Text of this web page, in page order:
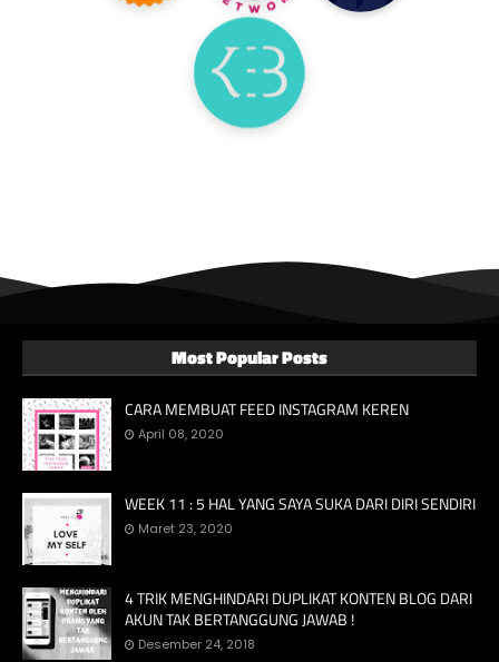
Most Popular Posts
CARA MEMBUAT FEED INSTAGRAM KEREN
April 08, 2020
WEEK 11 : 5 HAL YANG SAYA SUKA DARI DIRI SENDIRI
Maret 23, 2020
4 TRIK MENGHINDARI DUPLIKAT KONTEN BLOG DARI
AKUN TAK BERTANGGUNG JAWAB !
Desember 24, 2018